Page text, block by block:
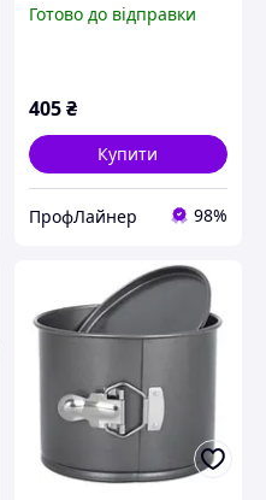
покриттям для Пасхи
Готово до відправки
405₴
Купити
ПрофЛайнер 98%